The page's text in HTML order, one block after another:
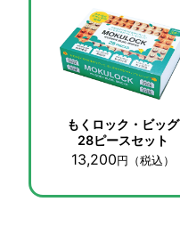
もくロック・ビッグ
28ピースセット
13,200円 （税込）